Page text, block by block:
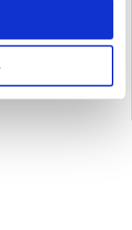
& Accessoires iPhone,